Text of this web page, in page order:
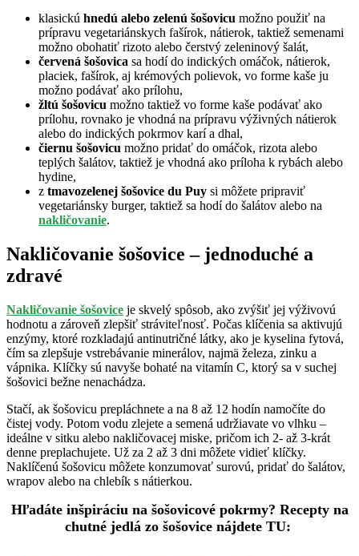
klasickú hnedú alebo zelenú šošovicu možno použiť na
prípravu vegetariánskych fašírok, nátierok, taktiež semenami
možno obohatiť rizoto alebo čerstvý zeleninový šalát,
červená šošovica sa hodí do indických omáčok, nátierok,
placiek, fašírok, aj krémových polievok, vo forme kaše ju
možno podávať ako prílohu,
žltú šošovicu možno taktiež vo forme kaše podávať ako
prílohu, rovnako je vhodná na prípravu výživných nátierok
alebo do indických pokrmov karí a dhal,
čiernu šošovicu možno pridať do omáčok, rizota alebo
teplých šalátov, taktiež je vhodná ako príloha k rybách alebo
hydine,
z tmavozelenej šošovice du Puy si môžete pripraviť
vegetariánsky burger, taktiež sa hodí do šalátov alebo na
nakličovanie.
Nakličovanie šošovice – jednoduché a
zdravé
Nakličovanie šošovice je skvelý spôsob, ako zvýšiť jej výživovú
hodnotu a zároveň zlepšiť stráviteľnosť. Počas klíčenia sa aktivujú
enzýmy, ktoré rozkladajú antinutričné látky, ako je kyselina fytová,
čím sa zlepšuje vstrebávanie minerálov, najmä železa, zinku a
vápnika. Klíčky sú navyše bohaté na vitamín C, ktorý sa v suchej
šošovici bežne nenachádza.
Stačí, ak šošovicu prepláchnete a na 8 až 12 hodín namočíte do
čistej vody. Potom vodu zlejete a semená udržiavate vo vlhku –
ideálne v sitku alebo nakličovacej miske, pričom ich 2- až 3-krát
denne preplachujete. Už za 2 až 3 dni môžete vidieť klíčky.
Naklíčenú šošovicu môžete konzumovať surovú, pridať do šalátov,
wrapov alebo na chlebík s nátierkou.
Hľadáte inšpiráciu na šošovicové pokrmy? Recepty na
chutné jedlá zo šošovice nájdete TU: